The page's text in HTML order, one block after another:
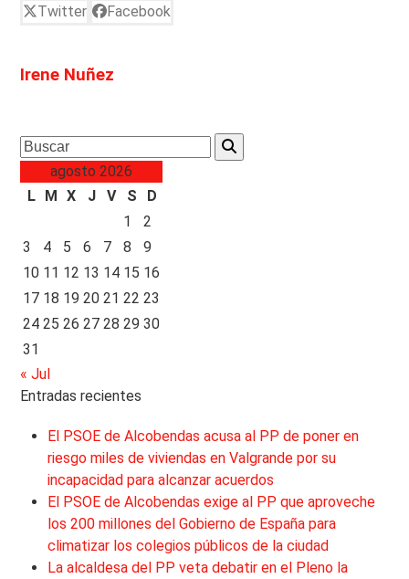
Twitter Facebook
Irene Nuñez
Search
agosto 2026
L M X J V S
D
1
2
3
4 5 6 7 8
9
10 11 12 13 14 15 16
17 18 19 20 21 22 23
24 25 26 27 28 29 30
31
« Jul
Entradas recientes
El PSOE de Alcobendas acusa al PP de poner en
riesgo miles de viviendas en Valgrande por su
incapacidad para alcanzar acuerdos
El PSOE de Alcobendas exige al PP que aproveche
los 200 millones del Gobierno de España para
climatizar los colegios públicos de la ciudad
La alcaldesa del PP veta debatir en el Pleno la